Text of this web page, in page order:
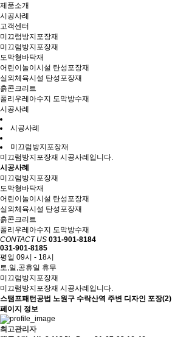
제품소개
시공사례
고객센터
미끄럼방지포장재
미끄럼방지포장재
도막형바닥재
어린이놀이시설 탄성포장재
실외체육시설 탄성포장재
흙콘크리트
폴리우레아수지 도막방수재
시공사례
시공사례
미끄럼방지포장재
미끄럼방지포장재 시공사례입니다.
시공사례
미끄럼방지포장재
도막형바닥재
어린이놀이시설 탄성포장재
실외체육시설 탄성포장재
흙콘크리트
폴리우레아수지 도막방수재
CONTACT US 031-901-8184
031-901-8185
평일 09시 - 18시
토,일,공휴일 휴무
미끄럼방지포장재
미끄럼방지포장재 시공사례입니다.
스탬프패턴공법 노원구 수락산역 주변 디자인 포장(2)
페이지 정보
최고관리자